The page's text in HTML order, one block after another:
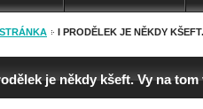
LÁHVE ARCHIV
I PRODĚLEK JE NĚKDY
je někdy kšeft. Vy na tom